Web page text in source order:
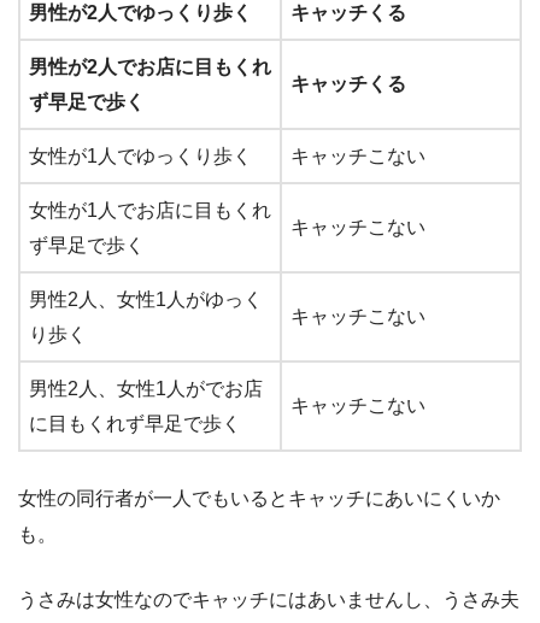
男性が2人でゆっくり歩く キャッチくる
男性が2人でお店に目もくれ
ず早足で歩く
キャッチくる
女性が1人でゆっくり歩く キャッチこない
女性が1人でお店に目もくれ
ず早足で歩く
キャッチこない
男性2人、女性1人がゆっく
り歩く
キャッチこない
男性2人、女性1人がでお店
に目もくれず早足で歩く
キャッチこない
女性の同行者が一人でもいるとキャッチにあいにくいか
も。
うさみは女性なのでキャッチにはあいませんし、うさみ夫